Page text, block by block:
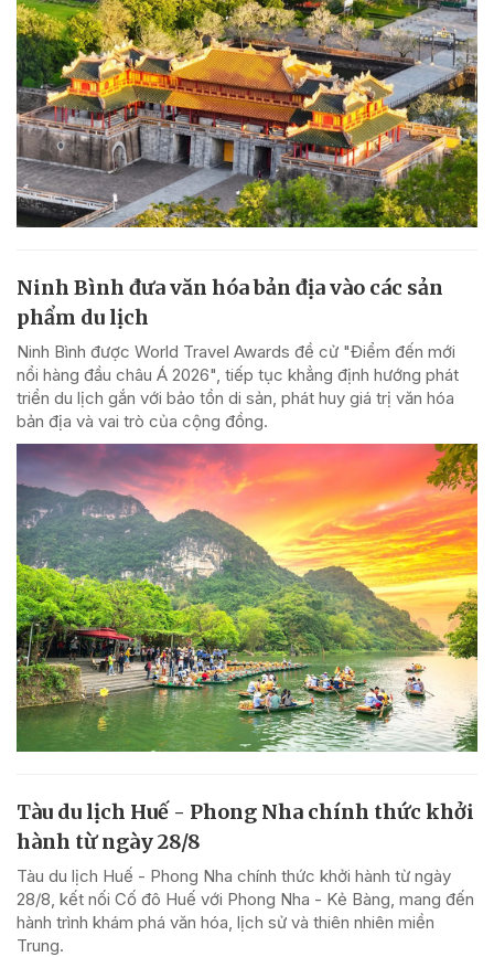
Ninh Bình đưa văn hóa bản địa vào các sản
phẩm du lịch
Ninh Bình được World Travel Awards đề cử "Điểm đến mới
nổi hàng đầu châu Á 2026", tiếp tục khẳng định hướng phát
triển du lịch gắn với bảo tồn di sản, phát huy giá trị văn hóa
bản địa và vai trò của cộng đồng.
Tàu du lịch Huế - Phong Nha chính thức khởi
hành từ ngày 28/8
Tàu du lịch Huế - Phong Nha chính thức khởi hành từ ngày
28/8, kết nối Cố đô Huế với Phong Nha - Kẻ Bàng, mang đến
hành trình khám phá văn hóa, lịch sử và thiên nhiên miền
Trung.